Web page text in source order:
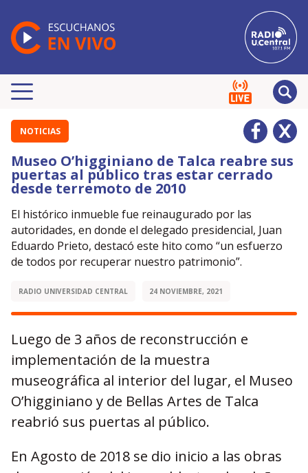
NOTICIAS
Museo O’higginiano de Talca reabre sus
puertas al público tras estar cerrado
desde terremoto de 2010
El histórico inmueble fue reinaugurado por las
autoridades, en donde el delegado presidencial, Juan
Eduardo Prieto, destacó este hito como “un esfuerzo
de todos por recuperar nuestro patrimonio”.
RADIO UNIVERSIDAD CENTRAL 24 NOVIEMBRE, 2021
Luego de 3 años de reconstrucción e
implementación de la muestra
museográfica al interior del lugar, el Museo
O’higginiano y de Bellas Artes de Talca
reabrió sus puertas al público.
En Agosto de 2018 se dio inicio a las obras